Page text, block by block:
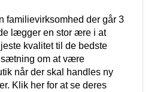
familievirksomhed der går 3
lægger en stor ære i at
kvalitet til de bedste
om at være
når der skal handles ny
Klik her for at se deres